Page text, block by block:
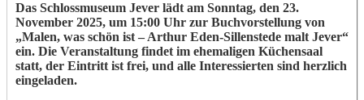
Das Schlossmuseum Jever lädt am Sonntag, den 23.
November 2025, um 15:00 Uhr zur Buchvorstellung von
„Malen, was schön ist – Arthur Eden-Sillenstede malt Jever“
ein. Die Veranstaltung findet im ehemaligen Küchensaal
statt, der Eintritt ist frei, und alle Interessierten sind herzlich
eingeladen.